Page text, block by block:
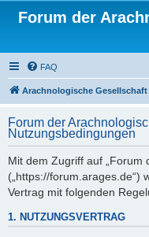
Forum der
FAQ
Arachnologische Gesellschaft
Forum der
Nutzungsbedingungen
Mit dem Zugriff auf „Forum
(„https://forum.arages.de“)
Vertrag mit folgenden
1. NUTZUNGSVERTRAG